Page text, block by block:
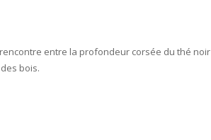
rencontre entre la profondeur corsée du thé noir
bois.